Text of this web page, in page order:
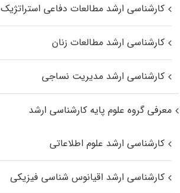
کارشناسی ارشد مطالعات دفاعی استراتژیک
کارشناسی ارشد مطالعات زنان
کارشناسی ارشد مدیریت نساجی
معرفی گروه علوم پایه کارشناسی ارشد
کارشناسی ارشد علوم اطلاعاتی
کارشناسی ارشد اقیانوس‌ شناسی فیزیکی